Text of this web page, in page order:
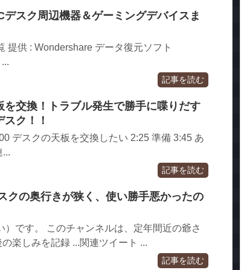
デスク周辺機器＆ゲーミングデバイスま
提供 : Wondershare データ復元ソフト
記事を読む
を交換！トラブル発生で勝手に喋りだす
ク！！
デスクの天板を交換したい 2:25 準備 3:45 あ
...
記事を読む
クの奥行きが狭く、使い勝手悪かったの
）です。 このチャンネルは、定年間近の爺さ
楽しみを記録 ...関連ツイート ...
記事を読む